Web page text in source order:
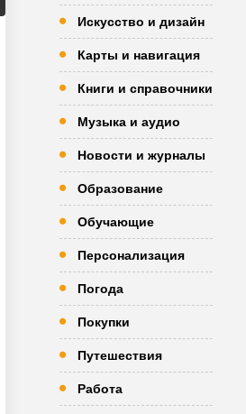
Искусство и дизайн
Карты и навигация
Книги и справочники
Музыка и аудио
Новости и журналы
Образование
Обучающие
Персонализация
Погода
Покупки
Путешествия
Работа